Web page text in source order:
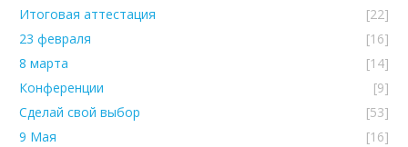
Итоговая аттестация
[22]
23 февраля
[16]
8 марта
[14]
Конференции
[9]
Сделай свой выбор
[53]
9 Мая
[16]